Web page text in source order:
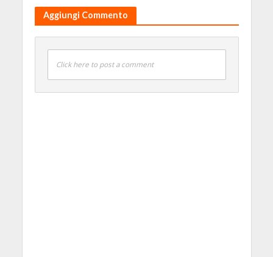
Aggiungi Commento
Click here to post a comment